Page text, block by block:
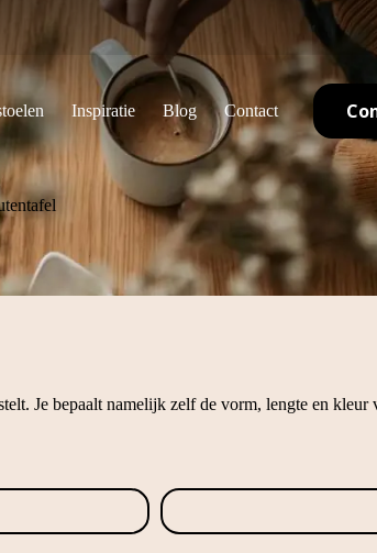
Inspiratie Blog Contact
Je bepaalt namelijk zelf de vorm, lengte en